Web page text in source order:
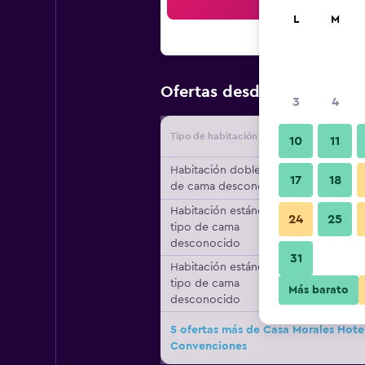
Ofertas desde Oferta
Tipo de habitación
Habitación doble, tipo
de cama desconocido
Habitación estándar,
tipo de cama
desconocido
Habitación estándar,
tipo de cama
desconocido
5 ofertas más de Casa Morales
Convenciones
L M
3 4
10 11
17 18
24 25
31
Más barato